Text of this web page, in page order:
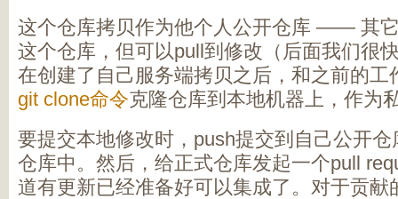
这个仓库拷贝作为他个人公开仓库 —— 其
这个仓库，但可以pull到修改（后面我们很
在创建了自己服务端拷贝之后，和之前的工
git clone命令克隆仓库到本地机器上，作为
要提交本地修改时，push提交到自己公开
仓库中。然后，给正式仓库发起一个pull
道有更新已经准备好可以集成了。对于贡献